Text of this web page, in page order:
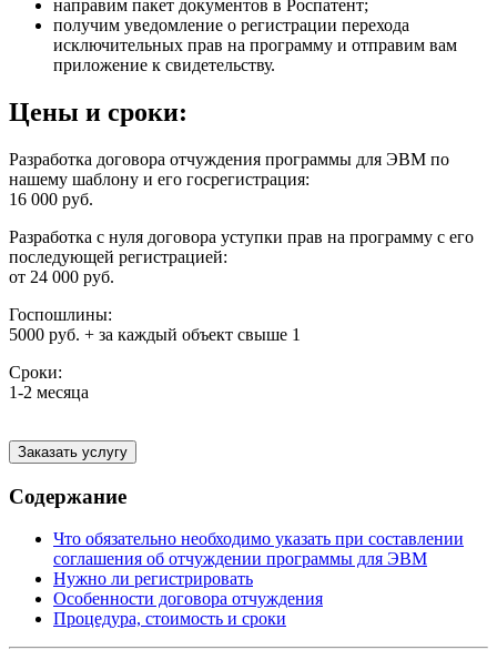
направим пакет документов в Роспатент;
получим уведомление о регистрации перехода
исключительных прав на программу и отправим вам
приложение к свидетельству.
Цены и сроки:
Разработка договора отчуждения программы для ЭВМ по
нашему шаблону и его госрегистрация:
16 000 руб.
Разработка с нуля договора уступки прав на программу с его
последующей регистрацией:
от 24 000 руб.
Госпошлины:
5000 руб. + за каждый объект свыше 1
Сроки:
1-2 месяца
Заказать услугу
Содержание
Что обязательно необходимо указать при составлении
соглашения об отчуждении программы для ЭВМ
Нужно ли регистрировать
Особенности договора отчуждения
Процедура, стоимость и сроки